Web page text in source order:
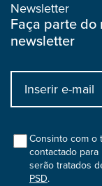
Newsletter
Faça parte do
newsletter
Input
bootstrap
colConsinto com o
contactado
serão tratados
PSD.